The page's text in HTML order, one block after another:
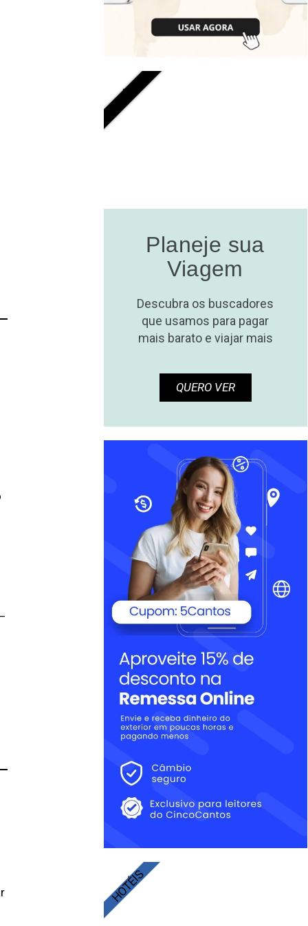
Planeje sua
Viagem
Descubra os buscadores
que usamos para pagar
mais barato e viajar mais
QUERO VER
GRÁTIS
HOTÉIS